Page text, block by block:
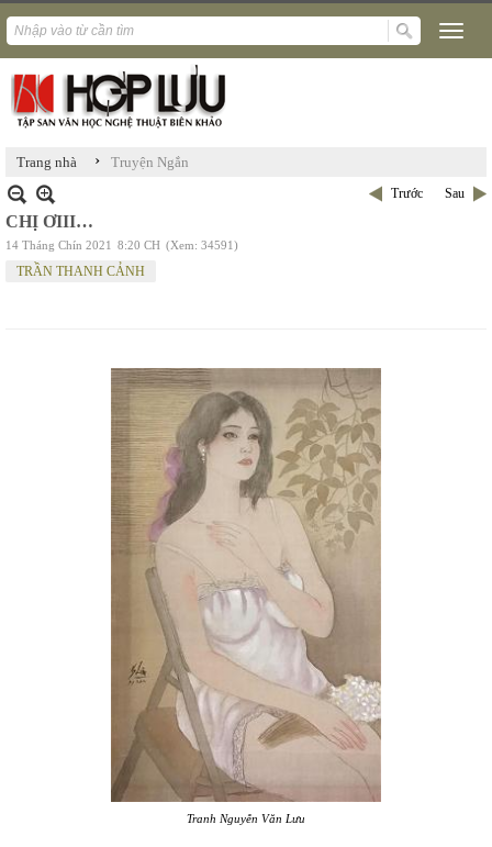
Trang nhà › Truyện Ngắn
Trước Sau
CHỊ ƠIII…
14 Tháng Chín 2021 8:20 CH (Xem: 34591)
TRẦN THANH CẢNH
Tranh Nguyễn Văn Lưu